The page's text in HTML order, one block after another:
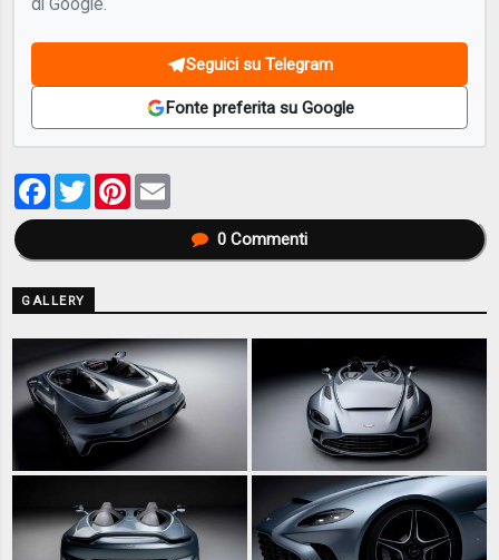
Seguici su Telegram
Fonte preferita su Google
Facebook
TwitterPinterest
0Commenti
GALLERY